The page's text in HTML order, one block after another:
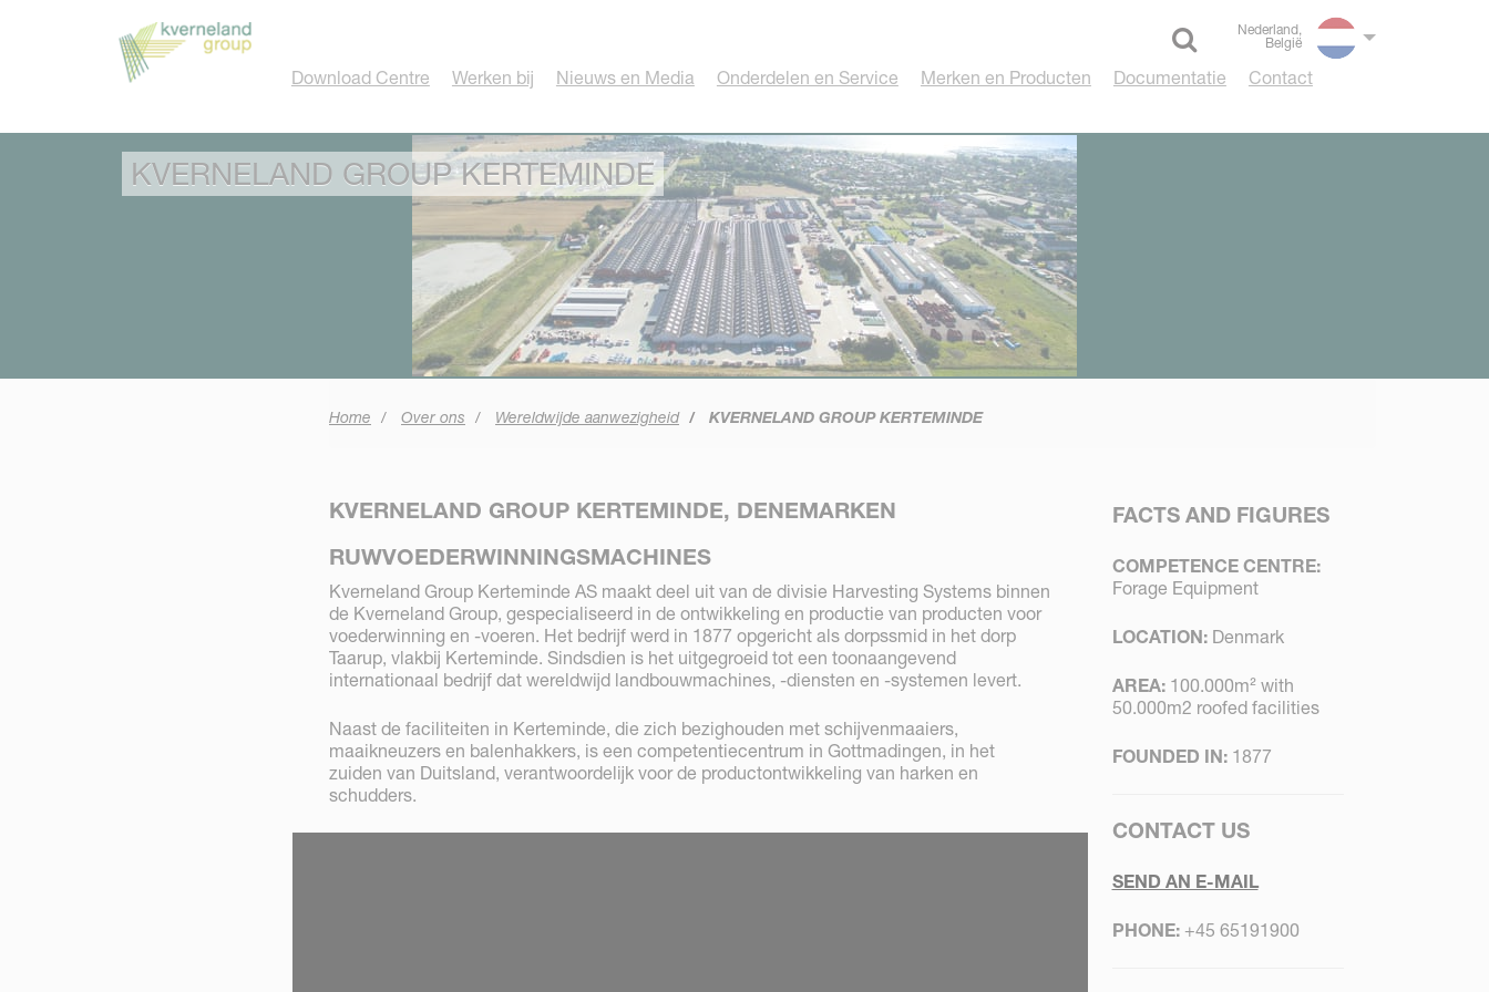
Nederland,
België
Select language
Download Centre Werken bij Nieuws en Media Onderdelen en Service Merken en Producten Documentatie Contact
KVERNELAND GROUP KERTEMINDE
Home Over ons Wereldwijde aanwezigheid KVERNELAND GROUP KERTEMINDE
KVERNELAND GROUP KERTEMINDE, DENEMARKEN
RUWVOEDERWINNINGSMACHINES
Kverneland Group Kerteminde AS maakt deel uit van de divisie Harvesting Systems binnen
de Kverneland Group, gespecialiseerd in de ontwikkeling en productie van producten voor
voederwinning en -voeren. Het bedrijf werd in 1877 opgericht als dorpssmid in het dorp
Taarup, vlakbij Kerteminde. Sindsdien is het uitgegroeid tot een toonaangevend
internationaal bedrijf dat wereldwijd landbouwmachines, -diensten en -systemen levert.
Naast de faciliteiten in Kerteminde, die zich bezighouden met schijvenmaaiers,
maaikneuzers en balenhakkers, is een competentiecentrum in Gottmadingen, in het
zuiden van Duitsland, verantwoordelijk voor de productontwikkeling van harken en
schudders.
FACTS AND FIGURES
COMPETENCE CENTRE:
Forage Equipment
LOCATION:Denmark
AREA:100.000m² with
50.000m2 roofed facilities
FOUNDED IN:1877
CONTACT US
SEND AN E-MAIL
PHONE:+45 65191900